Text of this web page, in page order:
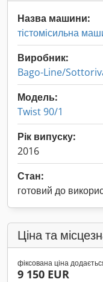
Назва машини:
тістомісильна
Виробник:
Bago-Line/
Модель:
Twist 90/1
Рік випуску:
2016
Стан:
готовий до
Ціна та
фіксована ціна
9 150 EUR